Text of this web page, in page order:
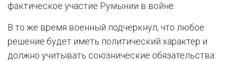
фактическое участие Румынии в войне.
В то же время военный подчеркнул, что любое
решение будет иметь политический характер и
должно учитывать союзнические обязательства